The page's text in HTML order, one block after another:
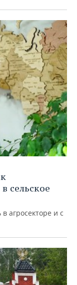
сельское
агросекторе и с